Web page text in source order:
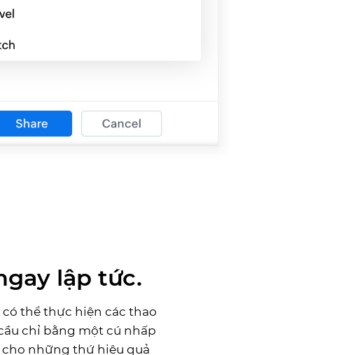
lập tức.
thể thực hiện các thao
chỉ bằng một cú nhấp
cho những thứ hiệu quả